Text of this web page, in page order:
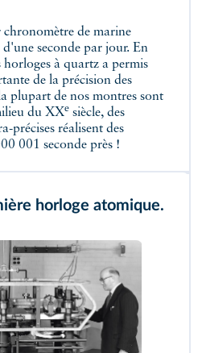
seconde par jour. En
à quartz a permis
de la précision des
plupart de nos montres sont
du XXe siècle, des
précises réalisent des
001 seconde près !
horloge atomique.